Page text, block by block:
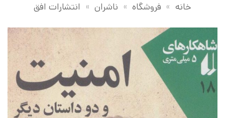
خانه » فروشگاه » ناشران » انتشارات افق